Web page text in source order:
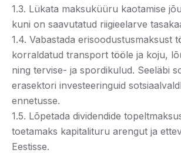
1.3. Lükata maksuküüru kaotamise
kuni on saavutatud riigieelarve
1.4. Vabastada erisoodustusmaksust
korraldatud transport tööle ja koju,
ning tervise- ja spordikulud. Seeläbi
erasektori investeeringuid
ennetusse.
1.5. Lõpetada dividendide
toetamaks kapitalituru arengut ja
Eestisse.